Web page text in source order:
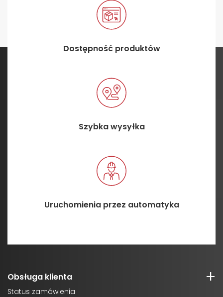
Dostępność produktów
Szybka wysyłka
Uruchomienia przez automatyka
Obsługa klienta
Status zamówienia